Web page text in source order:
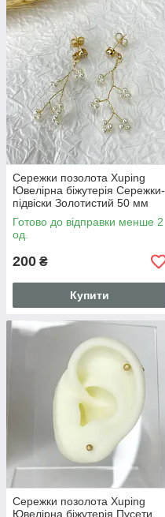
Сережки позолота Xuping
Ювелірна біжутерія Сережки-
підвіски Золотистий 50 мм
S15269
Готово до відправки менше 2
од.
200 ₴
Купити
Сережки позолота Xuping
Ювелірна біжутерія Пусети